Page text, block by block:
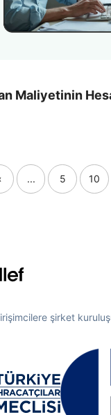
Maliyetinin
... 5 10
şirket